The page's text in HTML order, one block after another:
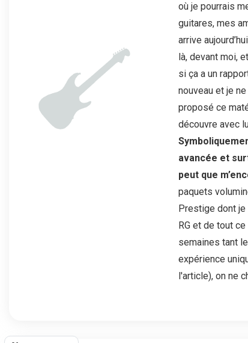
où je pourrais
guitares, mes
arrive
là, devant moi,
si ça a un
nouveau et je
proposé ce
découvre avec
avancée et
peut que
paquets
Prestige dont je
RG et de tout
semaines tant
expérience
l'article), on ne